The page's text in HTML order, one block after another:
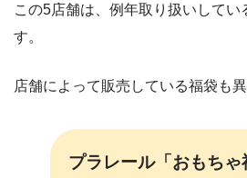
この5店舗は、例年取り扱いしてい
す。
店舗によって販売している福袋も
プラレール「おもちゃ